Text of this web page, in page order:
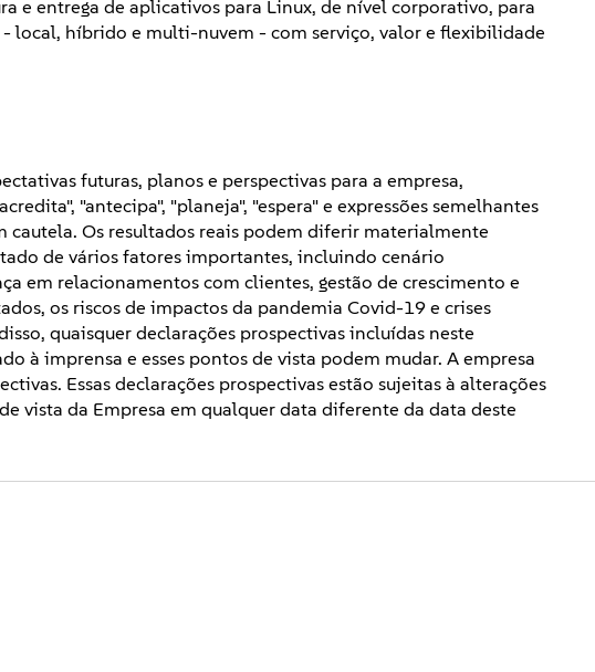
e entrega de aplicativos para Linux, de nível corporativo, para
local, híbrido e multi-nuvem - com serviço, valor e flexibilidade
futuras, planos e perspectivas para a empresa,
"antecipa", "planeja", "espera" e expressões semelhantes
cautela. Os resultados reais podem diferir materialmente
de vários fatores importantes, incluindo cenário
em relacionamentos com clientes, gestão de crescimento e
os riscos de impactos da pandemia Covid-19 e crises
quaisquer declarações prospectivas incluídas neste
à imprensa e esses pontos de vista podem mudar. A empresa
Essas declarações prospectivas estão sujeitas à alterações
vista da Empresa em qualquer data diferente da data deste